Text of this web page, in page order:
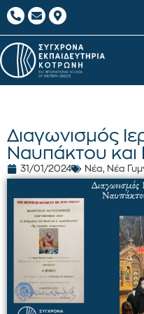
Διαγωνισμός
Ναυπάκτου και
31/01/2024 Νέα, Νέα